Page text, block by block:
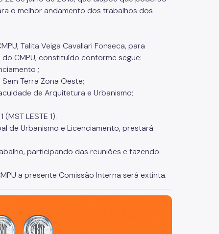
o melhor andamento dos trabalhos dos
Talita Veiga Cavallari Fonseca, para
CMPU, constituído conforme segue:
;
Terra Zona Oeste;
de Arquitetura e Urbanismo;
LESTE 1).
de Urbanismo e Licenciamento, prestará
participando das reuniões e fazendo
a presente Comissão Interna será extinta.